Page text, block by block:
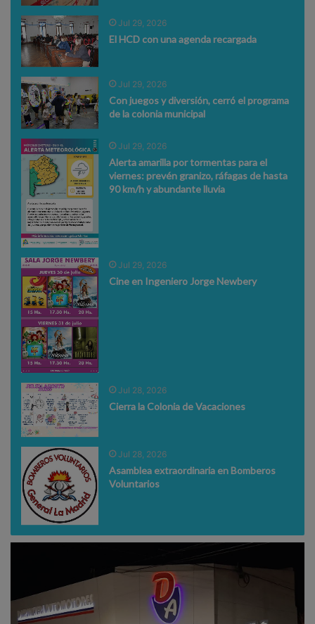
Jul 29, 2026
El HCD con una agenda recargada
Jul 29, 2026
Con juegos y diversión, cerró el programa
de la colonia municipal
Jul 29, 2026
Alerta amarilla por tormentas para el
viernes: prevén granizo, ráfagas de hasta
90 km/h y abundante lluvia
Jul 29, 2026
Cine en Ingeniero Jorge Newbery
Jul 28, 2026
Cierra la Colonia de Vacaciones
Jul 28, 2026
Asamblea extraordinaria en Bomberos
Voluntarios